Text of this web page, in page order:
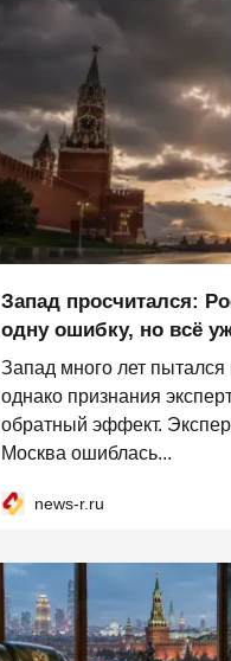
Запад просчитался:
одну ошибку, но всё
Запад много лет
однако признания
обратный эффект.
Москва ошиблась...
news-r.ru